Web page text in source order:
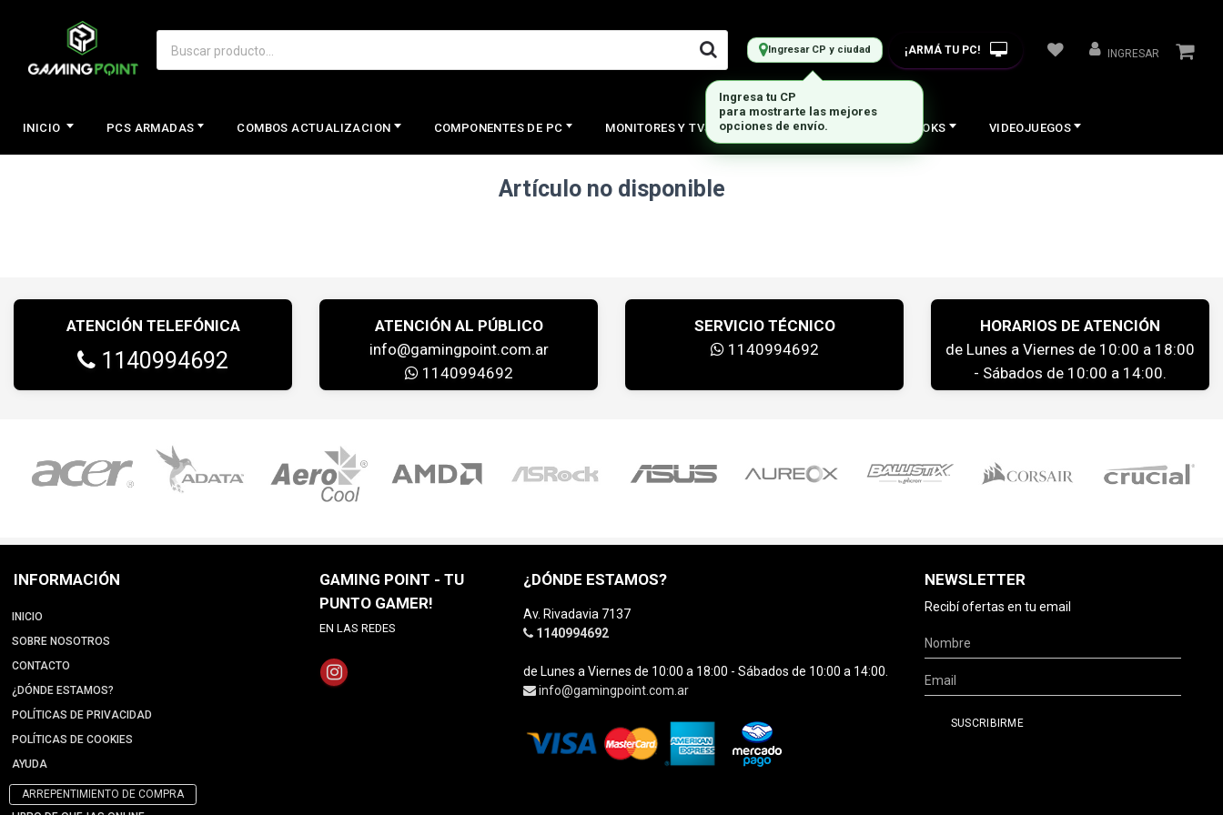
Ingresar CP y ciudad ¡ARMÁ TU PC! INGRESAR
INICIO PCS ARMADAS COMBOS ACTUALIZACION COMPONENTES DE PC MONITORES Y TVS PERIFERICOS NOTEBOOKS VIDEOJUEGOS
Artículo no disponible
ATENCIÓN TELEFÓNICA
1140994692
ATENCIÓN AL PÚBLICO
info@gamingpoint.com.ar
1140994692
SERVICIO TÉCNICO
1140994692
HORARIOS DE ATENCIÓN
de Lunes a Viernes de 10:00 a 18:00
- Sábados de 10:00 a 14:00.
INFORMACIÓN
INICIO
SOBRE NOSOTROS
CONTACTO
¿DÓNDE ESTAMOS?
POLÍTICAS DE PRIVACIDAD
POLÍTICAS DE COOKIES
AYUDA
ARREPENTIMIENTO DE COMPRA
GAMING POINT - TU
PUNTO GAMER!
EN LAS REDES
¿DÓNDE ESTAMOS?
Av. Rivadavia 7137
1140994692
de Lunes a Viernes de 10:00 a 18:00 - Sábados de 10:00 a 14:00.
info@gamingpoint.com.ar
NEWSLETTER
Recibí ofertas en tu email
Ingresa tu CP
para mostrarte las mejores
opciones de envío.